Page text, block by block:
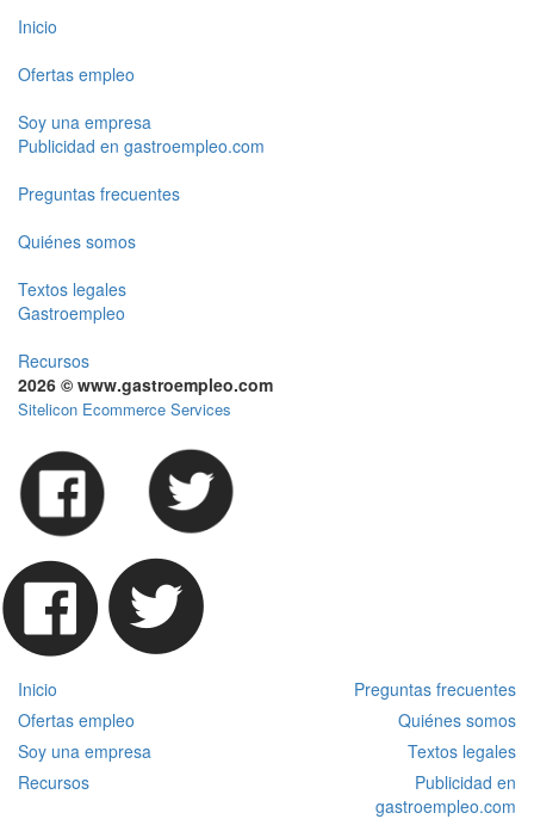
Inicio
Ofertas empleo
Soy una empresa
Publicidad en gastroempleo.com
Preguntas frecuentes
Quiénes somos
Textos legales
Gastroempleo
Recursos
2026 © www.gastroempleo.com
Sitelicon Ecommerce Services
Inicio
Preguntas frecuentes
Ofertas empleo
Quiénes somos
Soy una empresa
Textos legales
Recursos
Publicidad en
gastroempleo.com